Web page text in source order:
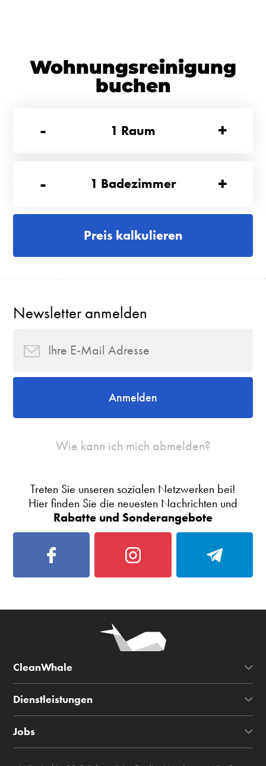
Wohnungsreinigung
buchen
-
1 Raum +
- 1 Badezimmer +
Preis kalkulieren
Newsletter anmelden
Anmelden
Wie kann ich mich abmelden?
Treten Sie unseren sozialen Netzwerken bei!
Hier finden Sie die neuesten Nachrichten und
Rabatte und Sonderangebote
CleanWhale
Dienstleistungen
Jobs